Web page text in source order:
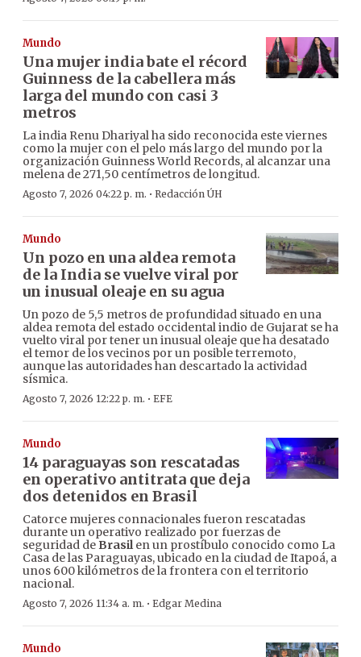
Mundo
Una mujer india bate el récord
Guinness de la cabellera más
larga del mundo con casi 3
metros
La india Renu Dhariyal ha sido reconocida este viernes
como la mujer con el pelo más largo del mundo por la
organización Guinness World Records, al alcanzar una
melena de 271,50 centímetros de longitud.
Agosto 7, 2026 04:22 p. m. · Redacción ÚH
Mundo
Un pozo en una aldea remota
de la India se vuelve viral por
un inusual oleaje en su agua
Un pozo de 5,5 metros de profundidad situado en una
aldea remota del estado occidental indio de Gujarat se ha
vuelto viral por tener un inusual oleaje que ha desatado
el temor de los vecinos por un posible terremoto,
aunque las autoridades han descartado la actividad
sísmica.
Agosto 7, 2026 12:22 p. m. · EFE
Mundo
14 paraguayas son rescatadas
en operativo antitrata que deja
dos detenidos en Brasil
Catorce mujeres connacionales fueron rescatadas
durante un operativo realizado por fuerzas de
seguridad de Brasilen un prostíbulo conocido como La
Casa de las Paraguayas, ubicado en la ciudad de Itapoá, a
unos 600 kilómetros de la frontera con el territorio
nacional.
Agosto 7, 2026 11:34 a. m. · Edgar Medina
Mundo